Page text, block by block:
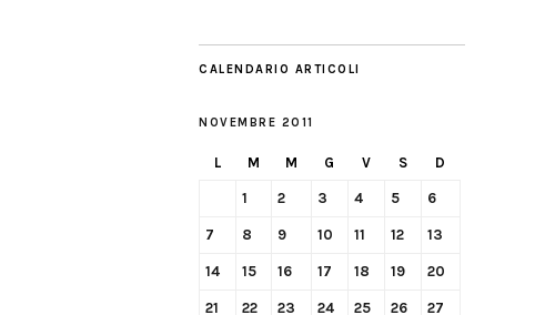
CALENDARIO ARTICOLI
NOVEMBRE 2011
L M M G V S D
1 2 3 4 5 6
7 8 9 10 11 12 13
14 15 16 17 18 19 20
21 22 23 24 25 26 27